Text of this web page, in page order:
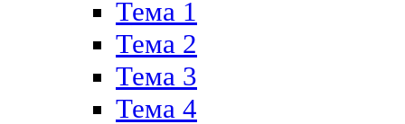
Тема 1
Тема 2
Тема 3
Тема 4